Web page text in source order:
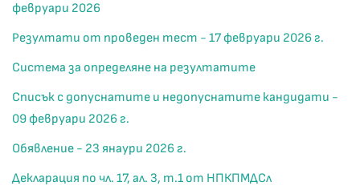
февруари 2026
Резултати от проведен тест - 17 февруари 2026 г.
Система за определяне на резултатите
Списък с допуснатите и недопуснатите кандидати -
09 февруари 2026 г.
Обявление - 23 янаури 2026 г.
Декларация по чл. 17, ал. 3, т.1 от НПКПМДСл